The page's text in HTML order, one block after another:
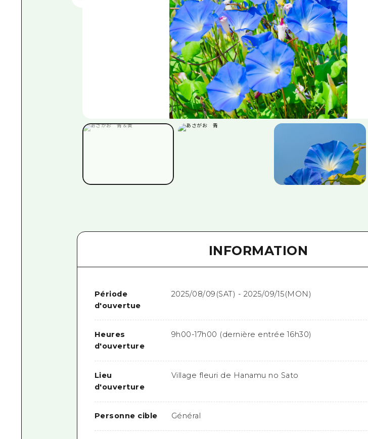
INFORMATION
Période
d'ouvertue
2025/08/09(SAT) - 2025/09/15(MON)
Heures
d'ouverture
9h00-17h00 (dernière entrée 16h30)
Lieu
d'ouverture
Village fleuri de Hanamu no Sato
Personne cible Général